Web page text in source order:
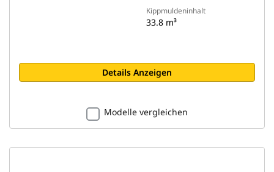
Kippmuldeninhalt
33.8 m³
Details Anzeigen
Modelle vergleichen